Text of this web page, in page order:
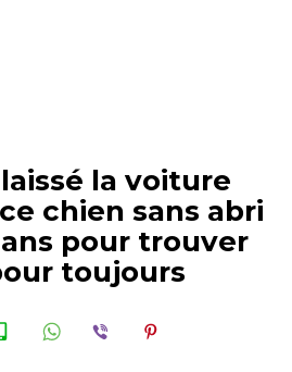
la voiture
chien sans abri
pour trouver
toujours